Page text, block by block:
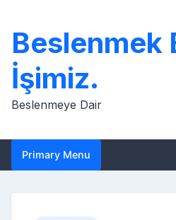
content
Beslenmek
İşimiz.
Beslenmeye Dair
Primary Menu